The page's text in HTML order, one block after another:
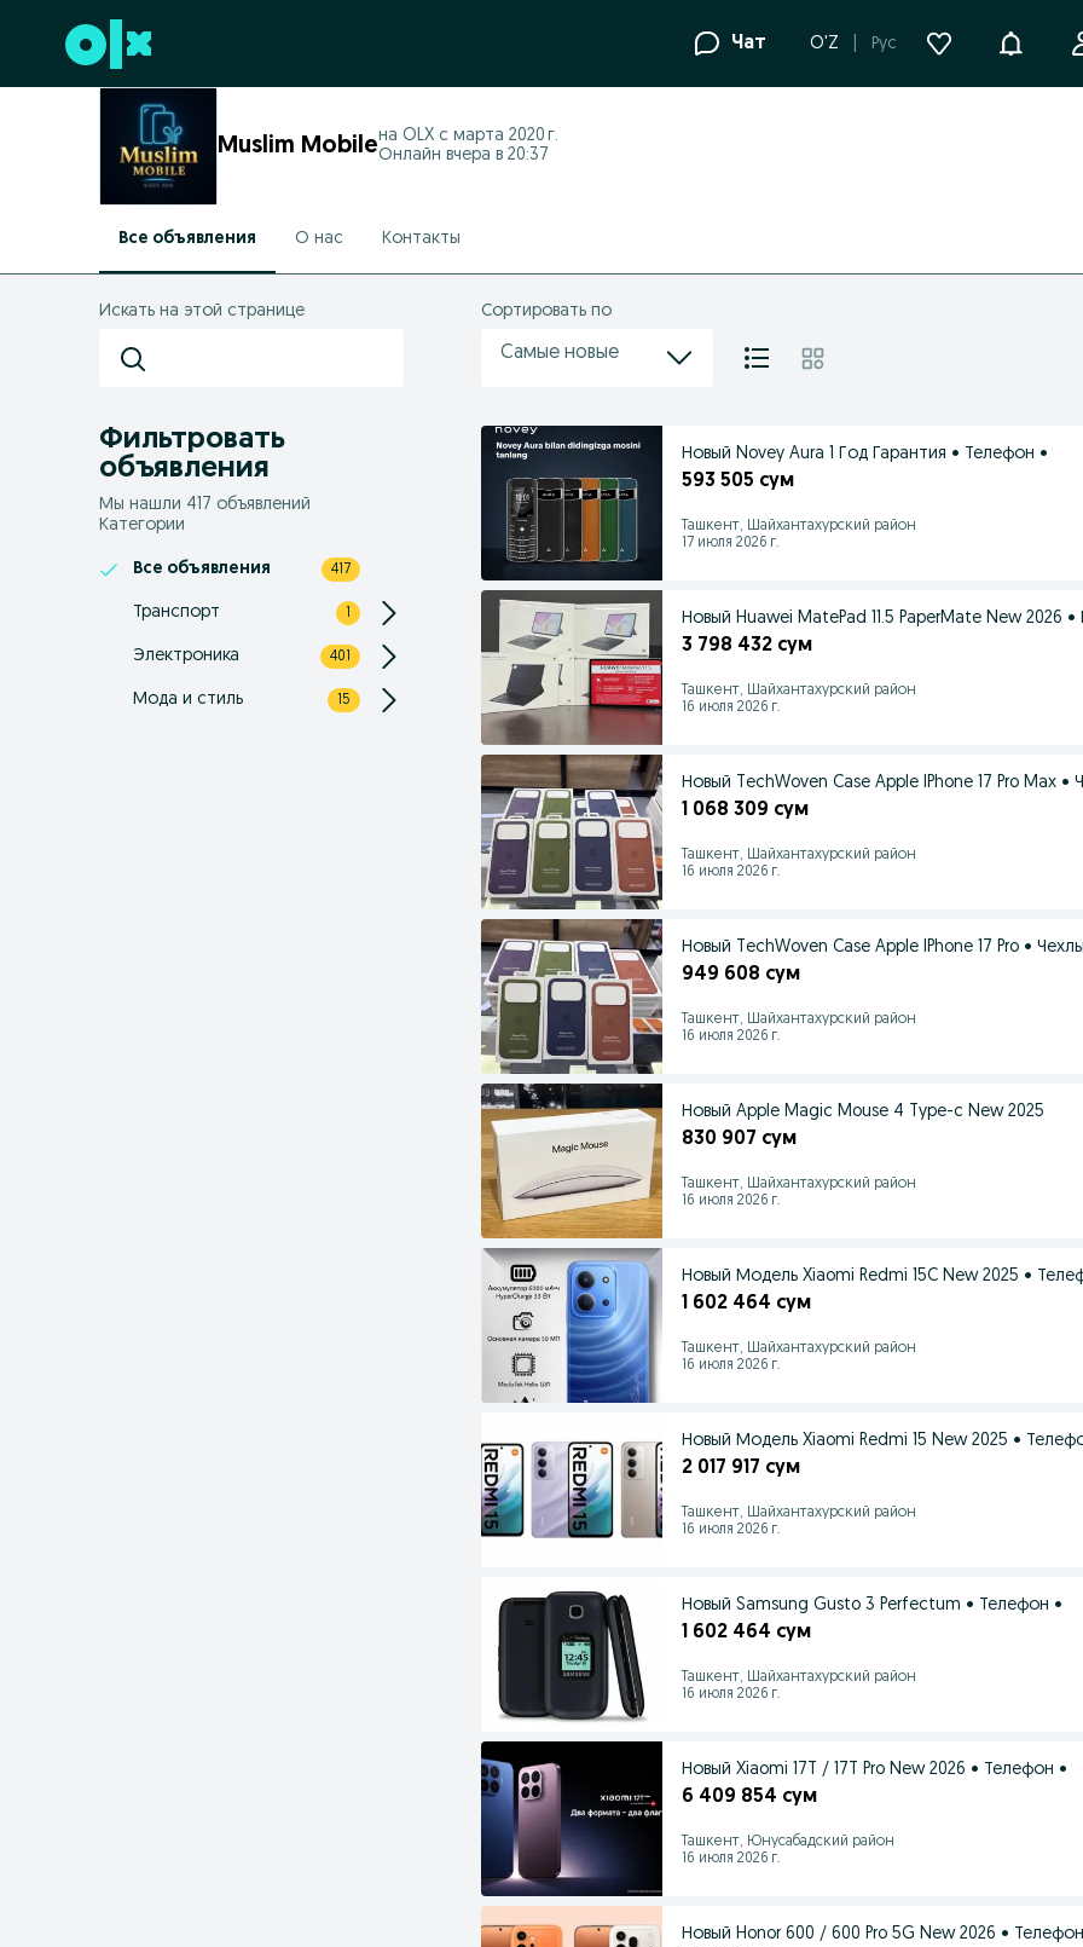
Перейти к нижнему колонтитулу Чат O'Z Рус
Muslim Mobileна OLX с марта 2020 г.
Онлайн вчера в 20:37
Все объявления О нас Контакты
Искать на этой странице
Фильтровать
объявления
Мы нашли 417 объявлений
Категории
Все объявления 417
Транспорт 1
Электроника 401
Мода и стиль 15
Сортировать по
Самые новые
Новый Novey Aura 1 Год Гарантия • Телефон •
593 505 сум
Ташкент, Шайхантахурский район
17 июля 2026 г.
Новый Huawei MatePad 11.5 PaperMate New 2026
3 798 432 сум
Ташкент, Шайхантахурский район
16 июля 2026 г.
Новый TechWoven Case Apple IPhone 17 Pro Max •
1 068 309 сум
Ташкент, Шайхантахурский район
16 июля 2026 г.
Новый TechWoven Case Apple IPhone 17 Pro •
949 608 сум
Ташкент, Шайхантахурский район
16 июля 2026 г.
Новый Apple Magic Mouse 4 Type-c New 2025
830 907 сум
Ташкент, Шайхантахурский район
16 июля 2026 г.
Новый Модель Xiaomi Redmi 15C New 2025 •
1 602 464 сум
Ташкент, Шайхантахурский район
16 июля 2026 г.
Новый Модель Xiaomi Redmi 15 New 2025 •
2 017 917 сум
Ташкент, Шайхантахурский район
16 июля 2026 г.
Новый Samsung Gusto 3 Perfectum • Телефон •
1 602 464 сум
Ташкент, Шайхантахурский район
16 июля 2026 г.
Новый Xiaomi 17T / 17T Pro New 2026 • Телефон •
6 409 854 сум
Ташкент, Юнусабадский район
16 июля 2026 г.
Новый Honor 600 / 600 Pro 5G New 2026 •